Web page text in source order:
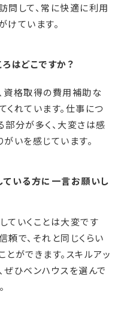
問して、常に快適に利用
けています。
はどこですか？
資格取得の費用補助な
くれています。仕事につ
部分が多く、大変さは感
いを感じています。
いる方に一言お願いし
ていくことは大変です
頼で、それと同じくらい
ができます。スキルアッ
ぜひベンハウスを選んで